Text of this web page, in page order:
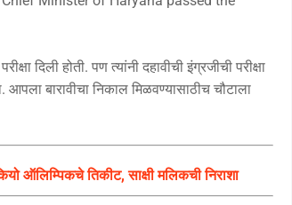
दिली होती. पण त्यांनी दहावीची इंग्रजीची परीक्षा
बारावीचा निकाल मिळवण्यासाठीच चौटाला
ऑलिम्पिकचे तिकीट, साक्षी मलिकची निराशा